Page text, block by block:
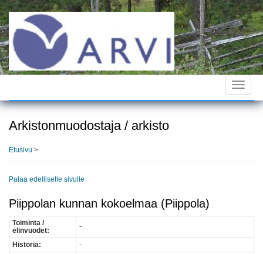
Hyppää
pääsisältöön
Toggle
Arkistonmuodostaja / arkisto
Etusivu >
Palaa edelliselle sivulle
Piippolan kunnan kokoelmaa (Piippola)
Toiminta /
elinvuodet:
-
Historia:
-